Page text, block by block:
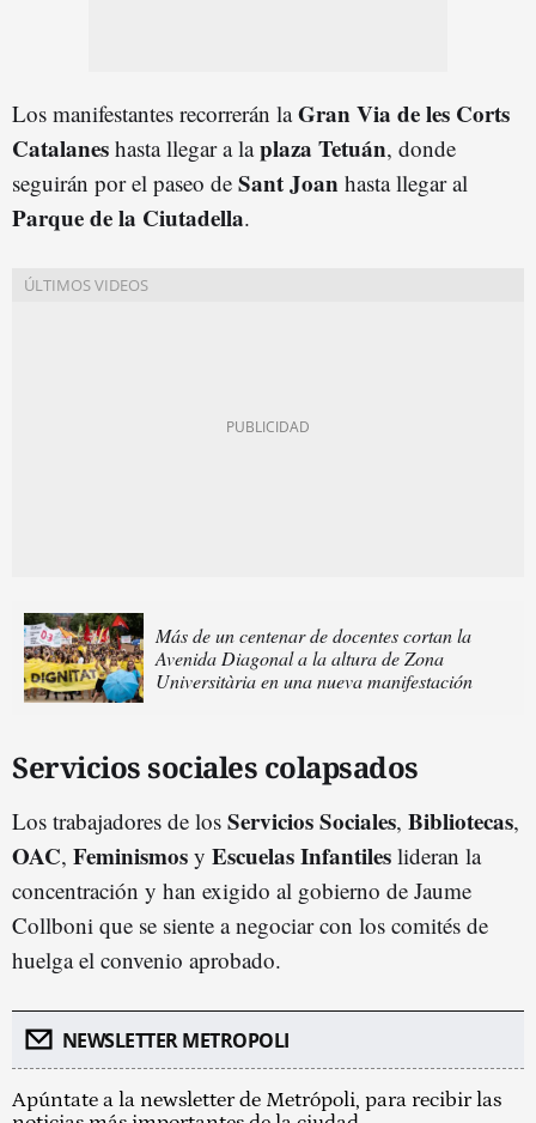
Los manifestantes recorrerán laGran Via de les Corts
Catalanes hasta llegar a laplaza Tetuán, donde
seguirán por el paseo de Sant Joan hasta llegar al
Parque de la Ciutadella.
Más de un centenar de docentes cortan la
Avenida Diagonal a la altura de Zona
Universitària en una nueva manifestación
Servicios sociales colapsados
Los trabajadores de los Servicios Sociales, Bibliotecas,
OAC, Feminismos y Escuelas Infantiles lideran la
concentración y han exigido al gobierno de Jaume
Collboni que se siente a negociar con los comités de
huelga el convenio aprobado.
NEWSLETTER METROPOLI
Apúntate a la newsletter de Metrópoli, para recibir las